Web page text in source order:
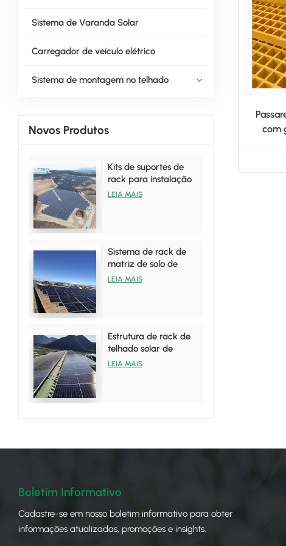
Sistema de Varanda Solar
Carregador de veículo elétrico
Sistema de montagem no telhado
Novos Produtos
Kits de suportes de
rack para instalação
solar terrestre de
LEIA MAIS
Sistema de rack de
matriz de solo de
painéis solares de
LEIA MAIS
Estrutura de rack de
telhado solar de
alumínio para
LEIA MAIS
com
Boletim Informativo
Cadastre-se em nosso boletim informativo para obter
informações atualizadas, promoções e insights.